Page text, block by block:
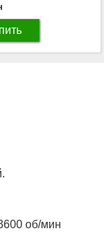
об/мин